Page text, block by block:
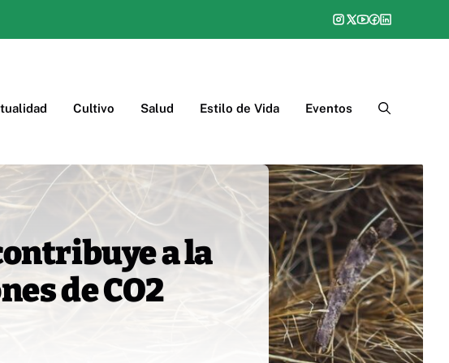
Cultivo Salud Estilo de Vida Eventos
a la
de CO2